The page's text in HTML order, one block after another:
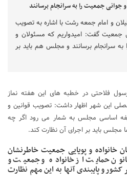
و امام جمعه رشت با اشاره به تصویب
جمعیت گفت: امیدواریم که مسئولان و
به سرانجام برسانند و مجلس هم باید بر
رسول فلاحتی در خطبه های این هفته نماز
این شهر اظهار داشت: تصویب قوانین و
بر حسن اجرای آن ، ٢ وظیفه اساسی مجلس به شمار می رود اگر چه
باید بر اجرای آن نظارت کند.
خانواده و پویایی جمعیت خاطرنشان
حمایت از خانواده و جمعیت و
و پایبندی آنها به این مهم نظارت